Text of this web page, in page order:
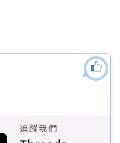
追蹤我們